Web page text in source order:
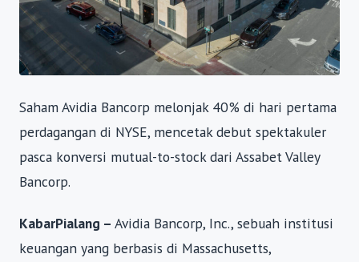
Saham Avidia Bancorp melonjak 40% di hari pertama
perdagangan di NYSE, mencetak debut spektakuler
pasca konversi mutual-to-stock dari Assabet Valley
Bancorp.
KabarPialang – Avidia Bancorp, Inc., sebuah institusi
keuangan yang berbasis di Massachusetts,